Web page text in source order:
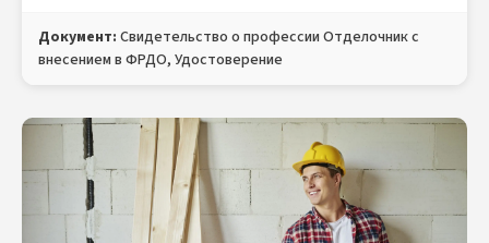
Документ: Свидетельство о профессии Отделочник с
внесением в ФРДО, Удостоверение